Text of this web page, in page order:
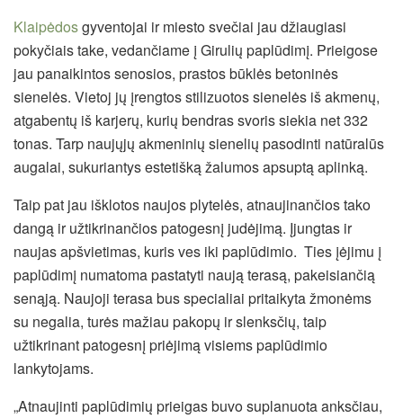
Klaipėdosgyventojai ir miesto svečiai jau džiaugiasi
pokyčiais take, vedančiame į Girulių paplūdimį. Prieigose
jau panaikintos senosios, prastos būklės betoninės
sienelės. Vietoj jų įrengtos stilizuotos sienelės iš akmenų,
atgabentų iš karjerų, kurių bendras svoris siekia net 332
tonas. Tarp naujųjų akmeninių sienelių pasodinti natūralūs
augalai, sukuriantys estetišką žalumos apsuptą aplinką.
Taip pat jau išklotos naujos plytelės, atnaujinančios tako
dangą ir užtikrinančios patogesnį judėjimą. Įjungtas ir
naujas apšvietimas, kuris ves iki paplūdimio. Ties įėjimu į
paplūdimį numatoma pastatyti naują terasą, pakeisiančią
senąją. Naujoji terasa bus specialiai pritaikyta žmonėms
su negalia, turės mažiau pakopų ir slenksčių, taip
užtikrinant patogesnį priėjimą visiems paplūdimio
lankytojams.
„Atnaujinti paplūdimių prieigas buvo suplanuota anksčiau,